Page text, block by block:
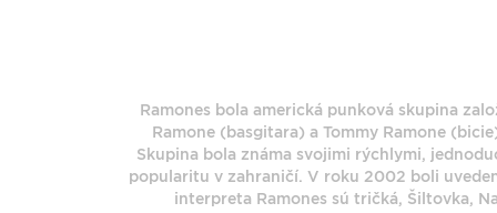
Ramones bola americká punková skupina
Ramone (basgitara) a Tommy Ramone
Skupina bola známa svojimi rýchlymi,
popularitu v zahraničí. V roku 2002 boli
interpreta Ramones sú tričká, Šiltovka,
VINYLY
FUNKO POP!
DOWNLOADY
JBL
POP (26514)
(9148)
JAZZ (7950)
POP (1983)
JAZZ (1965)
ALTERNATIVE ROCK
(1783)
PODĽA